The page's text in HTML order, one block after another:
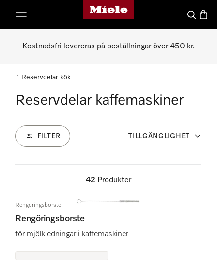
Mieles hemsida
Sök
Kostnadsfri levereras på beställningar över 450 kr.
Reservdelar kök
Reservdelar kaffemaskiner
FILTER TILLGÄNGLIGHET
42 Produkter
Rengöringsborste
Rengöringsborste
för mjölkledningar i kaffemaskiner